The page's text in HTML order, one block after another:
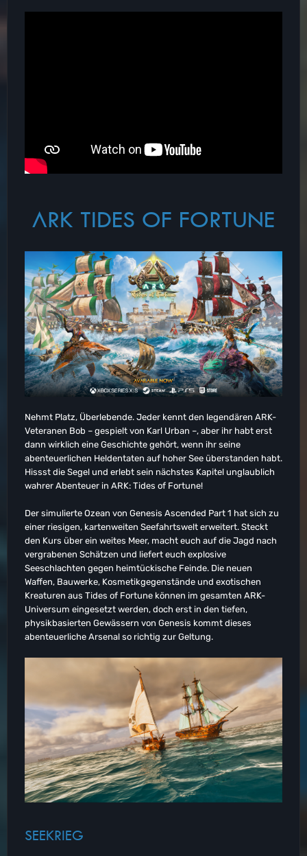
ARK TIDES OF FORTUNE
Nehmt Platz, Überlebende. Jeder kennt den legendären ARK-
Veteranen Bob – gespielt von Karl Urban –, aber ihr habt erst
dann wirklich eine Geschichte gehört, wenn ihr seine
abenteuerlichen Heldentaten auf hoher See überstanden habt.
Hissst die Segel und erlebt sein nächstes Kapitel unglaublich
wahrer Abenteuer in ARK: Tides of Fortune!
Der simulierte Ozean von Genesis Ascended Part 1 hat sich zu
einer riesigen, kartenweiten Seefahrtswelt erweitert. Steckt
den Kurs über ein weites Meer, macht euch auf die Jagd nach
vergrabenen Schätzen und liefert euch explosive
Seeschlachten gegen heimtückische Feinde. Die neuen
Waffen, Bauwerke, Kosmetikgegenstände und exotischen
Kreaturen aus Tides of Fortune können im gesamten ARK-
Universum eingesetzt werden, doch erst in den tiefen,
physikbasierten Gewässern von Genesis kommt dieses
abenteuerliche Arsenal so richtig zur Geltung.
SEEKRIEG